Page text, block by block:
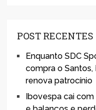
POST RECENTES
Enquanto SDC
compra o Santos,
renova patrocínio
Ibovespa cai com